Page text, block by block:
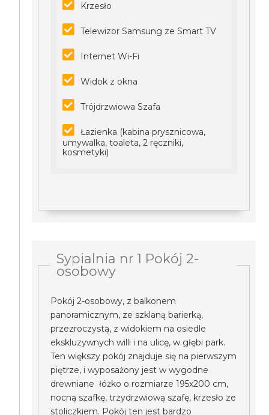
Krzesło
Telewizor Samsung ze Smart TV
Internet Wi-Fi
Widok z okna
Trójdrzwiowa Szafa
Łazienka (kabina prysznicowa,
umywalka, toaleta, 2 ręczniki,
kosmetyki)
Sypialnia nr 1 Pokój 2-
osobowy
Pokój 2-osobowy, z balkonem
panoramicznym, ze szklaną barierką,
przezroczystą, z widokiem na osiedle
ekskluzywnych willi i na ulicę, w głębi park.
Ten większy pokój znajduje się na pierwszym
piętrze, i wyposażony jest w wygodne
drewniane łóżko o rozmiarze 195x200 cm,
nocną szafkę, trzydrzwiową szafę, krzesło ze
stoliczkiem. Pokój ten jest bardzo